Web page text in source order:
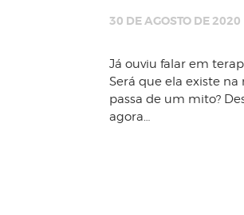
30 DE AGOSTO DE 2020
Já ouviu falar em
Será que ela existe
passa de um mito?
agora…